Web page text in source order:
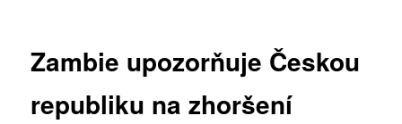
Zambie upozorňuje Českou
republiku na zhoršení